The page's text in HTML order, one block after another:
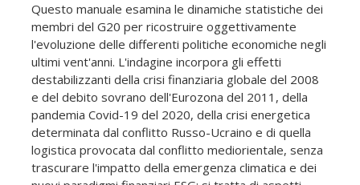
Questo manuale esamina le dinamiche statistiche dei
membri del G20 per ricostruire oggettivamente
l'evoluzione delle differenti politiche economiche negli
ultimi vent'anni. L'indagine incorpora gli effetti
destabilizzanti della crisi finanziaria globale del 2008
e del debito sovrano dell'Eurozona del 2011, della
pandemia Covid-19 del 2020, della crisi energetica
determinata dal conflitto Russo-Ucraino e di quella
logistica provocata dal conflitto mediorientale, senza
trascurare l'impatto della emergenza climatica e dei